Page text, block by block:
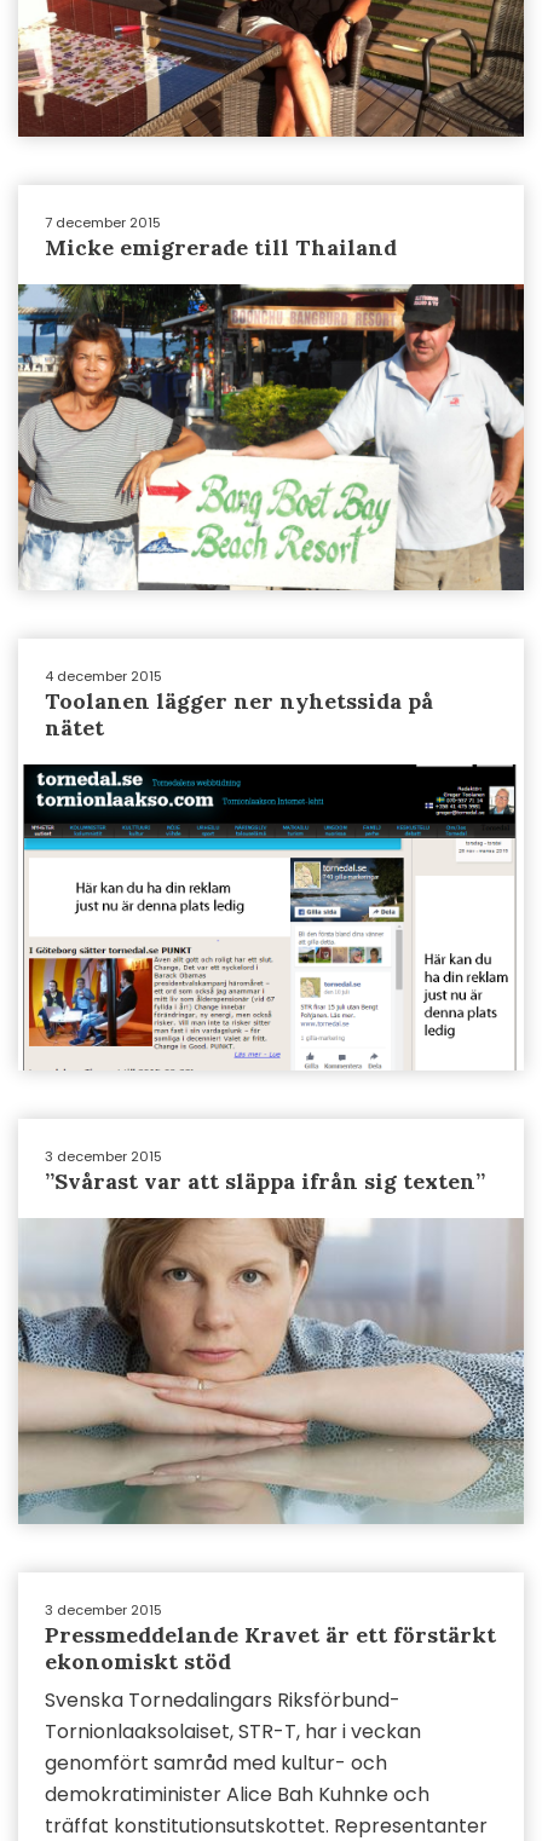
7 december 2015
Micke emigrerade till Thailand
4 december 2015
Toolanen lägger ner nyhetssida på
nätet
3 december 2015
”Svårast var att släppa ifrån sig texten”
3 december 2015
Pressmeddelande Kravet är ett förstärkt
ekonomiskt stöd
Svenska Tornedalingars Riksförbund-
Tornionlaaksolaiset, STR-T, har i veckan
genomfört samråd med kultur- och
demokratiminister Alice Bah Kuhnke och
träffat konstitutionsutskottet. Representanter